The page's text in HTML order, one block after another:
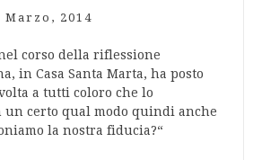
Marzo, 2014
corso della riflessione
in Casa Santa Marta, ha posto
a tutti coloro che lo
un certo qual modo quindi anche
la nostra fiducia?“